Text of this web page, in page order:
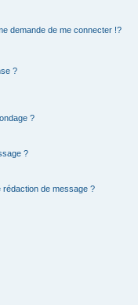
demande de me connecter !?
?
?
?
rédaction de message ?